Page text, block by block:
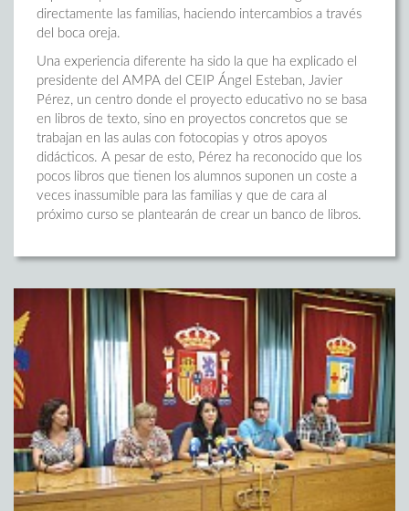
directamente las familias, haciendo intercambios a través
del boca oreja.
Una experiencia diferente ha sido la que ha explicado el
presidente del AMPA del CEIP Ángel Esteban, Javier
Pérez, un centro donde el proyecto educativo no se basa
en libros de texto, sino en proyectos concretos que se
trabajan en las aulas con fotocopias y otros apoyos
didácticos. A pesar de esto, Pérez ha reconocido que los
pocos libros que tienen los alumnos suponen un coste a
veces inassumible para las familias y que de cara al
próximo curso se plantearán de crear un banco de libros.